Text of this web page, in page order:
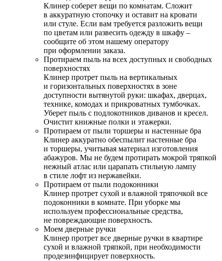
Клинер соберет вещи по комнатам. Сложит
в аккуратную стопочку и оставит на кровати
или стуле. Если вам требуется разложить вещи
по цветам или развесить одежду в шкафу –
сообщите об этом нашему оператору
при оформлении заказа.
Протираем пыль на всех доступных и свободных
поверхностях
Клинер протрет пыль на вертикальных
и горизонтальных поверхностях в зоне
доступности вытянутой руки: шкафах, дверцах,
технике, комодах и прикроватных тумбочках.
Уберет пыль с подлокотников диванов и кресел.
Очистит книжные полки и этажерки.
Протираем от пыли торшеры и настенные бра
Клинер аккуратно обеспылит настенные бра
и торшеры, учитывая материал изготовления
абажуров. Мы не будем протирать мокрой тряпкой
нежный атлас или царапать стильную лампу
в стиле лофт из нержавейки.
Протираем от пыли подоконники
Клинер протрет сухой и влажной тряпочкой все
подоконники в комнате. При уборке мы
используем профессиональные средства,
не повреждающие поверхность.
Моем дверные ручки
Клинер протрет все дверные ручки в квартире
сухой и влажной тряпкой, при необходимости
продезинфицирует поверхность.